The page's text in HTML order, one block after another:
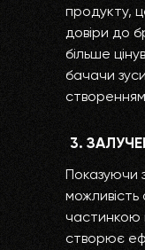
3.
Показуючи
можливість
частинкою
створює
продукту,
довіри до
більше
бачачи